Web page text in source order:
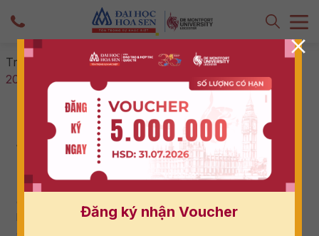
Trang chủ Tuyển sinh - Hướng nghiệp-
Kỳ thi THPT
2026 đang đến gần – 2K8 toả sáng thôi!
Kỳ thi THPT 2026 đang đến gần – 2K8
toả sáng thôi!
09/06/2026
Kỳ thi THPT 2026 đang đến rất gần. Với nhiều học sinh,
khép lại hành trình 12 năm học tập để mở ra những lựa
Đăng ký nhận Voucher